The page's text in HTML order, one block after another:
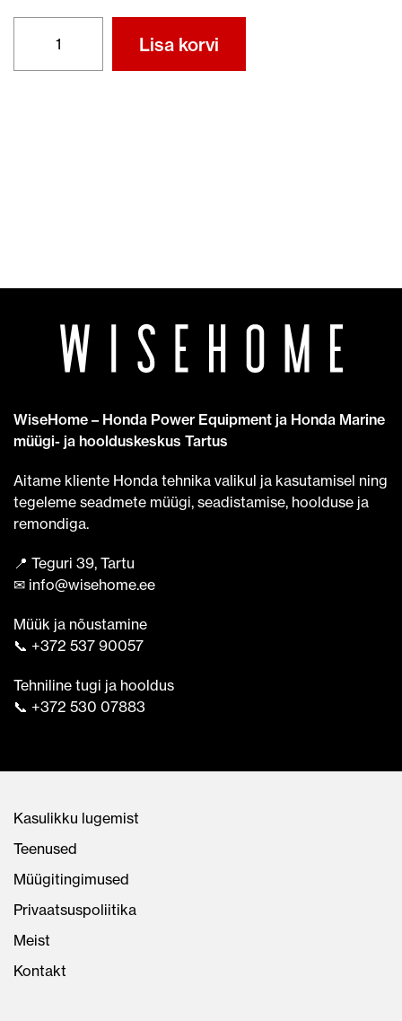
Lisa korvi
WiseHome – Honda Power Equipment ja Honda Marine
müügi- ja hoolduskeskus Tartus
Aitame kliente Honda tehnika valikul ja kasutamisel ning
tegeleme seadmete müügi, seadistamise, hoolduse ja
remondiga.
📍 Teguri 39, Tartu
✉ info@wisehome.ee
Müük ja nõustamine
📞 +372 537 90057
Tehniline tugi ja hooldus
📞 +372 530 07883
Kasulikku lugemist
Teenused
Müügitingimused
Privaatsuspoliitika
Meist
Kontakt